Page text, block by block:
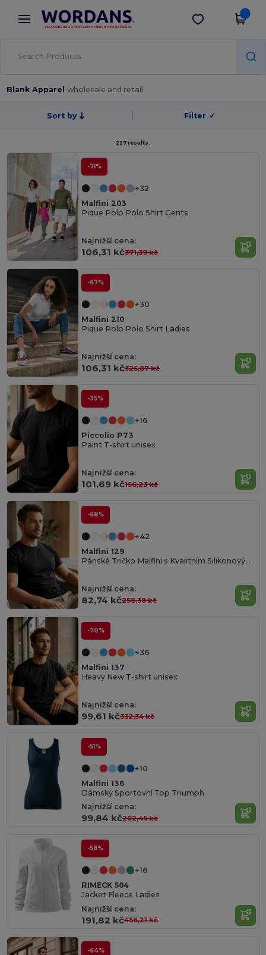
× Aplikace Wordans
Lepší ceny v aplikaci!
Stáhnout app
Blank Apparelwholesale and retail
Sort by Filter ✓
227 results.
-71%
+32
Malfini 203
Pique Polo Polo Shirt Gents
Najnižší cena:
106,31 kč371,39 kč
-67%
+30
Malfini 210
Pique Polo Polo Shirt Ladies
Najnižší cena:
106,31 kč325,87 kč
-35%
+16
Piccolio P73
Paint T-shirt unisex
Najnižší cena:
101,69 kč156,23 kč
-68%
+42
Malfini 129
Pánské Tričko Malfini s Kvalitním Silikonovým Povrchem
Najnižší cena:
82,74 kč258,38 kč
-70%
+36
Malfini 137
Heavy New T-shirt unisex
Najnižší cena:
99,61 kč332,34 kč
-51%
+10
Malfini 136
Dámský Sportovní Top Triumph
Najnižší cena:
99,84 kč202,45 kč
-58%
+16
RIMECK 504
Jacket Fleece Ladies
Najnižší cena:
191,82 kč456,21 kč
-64%